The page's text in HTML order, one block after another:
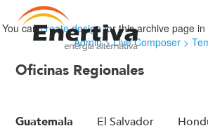
You cancreate designfor this archive page
Admin > Live Composer >
Oficinas Regionales
Guatemala El Salvador